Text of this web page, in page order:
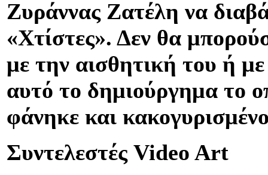
Ζυράννας Ζατέλη να
«Χτίστες». Δεν θα
με την αισθητική του ή
αυτό το δημιούργημα το
φάνηκε και
Συντελεστές Video Art